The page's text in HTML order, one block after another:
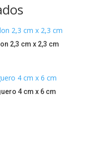
2,3 cm x 2,3 cm
4 cm x 6 cm